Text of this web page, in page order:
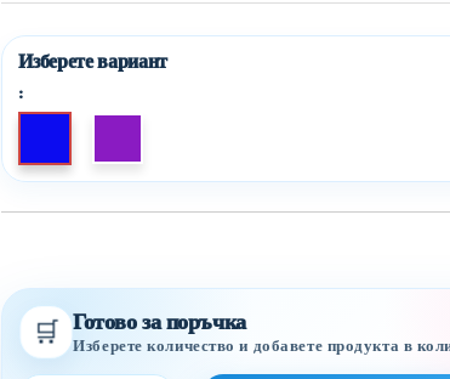
:
🛒 Готово за поръчка
Изберете количество и добавете продукта в